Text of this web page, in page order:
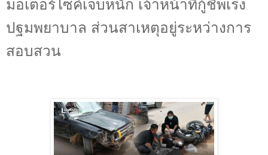
มอเตอร์ไซค์เจ็บหนัก เจ้าหน้าที่กู้ชีพเร่ง
ปฐมพยาบาล ส่วนสาเหตุอยู่ระหว่างการ
สอบสวน